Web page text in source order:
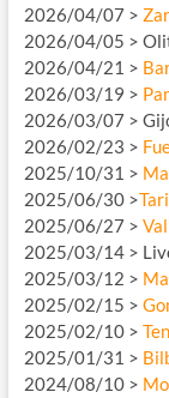
2026/04/07 >
2026/04/05 >
2026/04/21 >
2026/03/19 >
2026/03/07 >
2026/02/23 >
2025/10/31 >
2025/06/30 >
2025/06/27 >
2025/03/14 >
2025/03/12 >
2025/02/15 >
2025/02/10 >
2025/01/31 >
2024/08/10 >